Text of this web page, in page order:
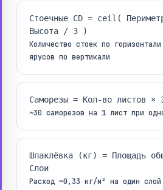
Стоечные CD = ceil(
Высота / 3 )
Количество стоек по
ярусов по вертикали
Саморезы = Кол-во листов ×
~30 саморезов на 1 лист при
Шпаклёвка (кг) = Площадь
Слои
Расход ~0,33 кг/м² на один слой